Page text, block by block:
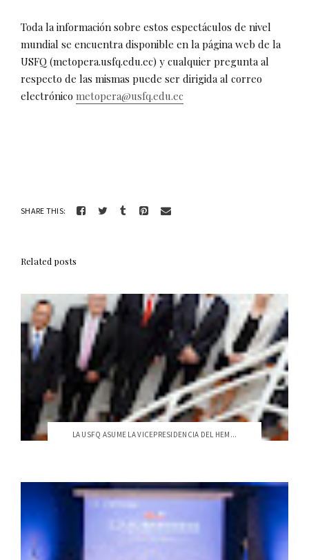
Toda la información sobre estos espectáculos de nivel
mundial se encuentra disponible en la página web de la
USFQ (metopera.usfq.edu.ec) y cualquier pregunta al
respecto de las mismas puede ser dirigida al correo
electrónico metopera@usfq.edu.ec
SHARE THIS:
Related posts
LA USFQ ASUME LA VICEPRESIDENCIA DEL HEM...